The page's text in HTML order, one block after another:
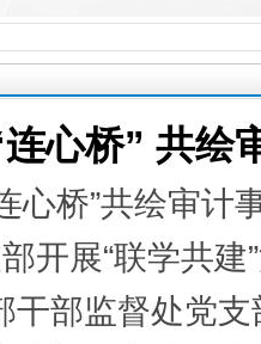
心桥” 共绘
心桥”共绘审计
开展“联学共
干部监督处党